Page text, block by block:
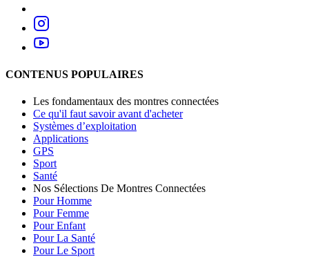
CONTENUS POPULAIRES
Les fondamentaux des montres connectées
Ce qu'il faut savoir avant d'acheter
Systèmes d’exploitation
Applications
GPS
Sport
Santé
Nos Sélections De Montres Connectées
Pour Homme
Pour Femme
Pour Enfant
Pour La Santé
Pour Le Sport